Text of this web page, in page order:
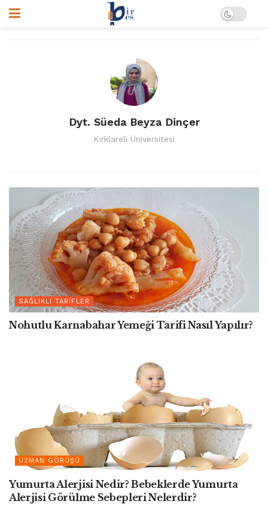
Dyt. Süeda Beyza Dinçer
Kırklareli Üniversitesi
SAĞLIKLI TARIFLER
Nohutlu Karnabahar Yemeği Tarifi Nasıl Yapılır?
UZMAN GÖRÜŞÜ
Yumurta Alerjisi Nedir? Bebeklerde Yumurta
Alerjisi Görülme Sebepleri Nelerdir?